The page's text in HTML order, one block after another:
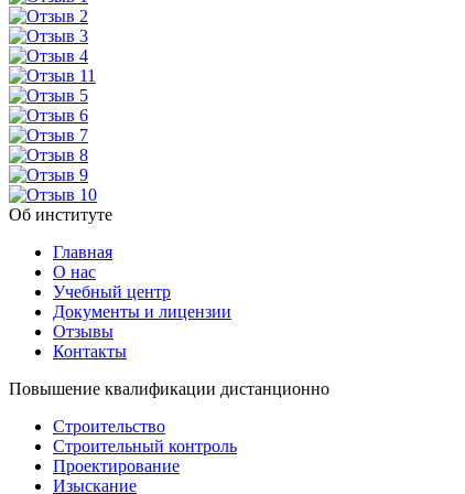
Об институте
Главная
О нас
Учебный центр
Документы и лицензии
Отзывы
Контакты
Повышение квалификации дистанционно
Строительство
Строительный контроль
Проектирование
Изыскание